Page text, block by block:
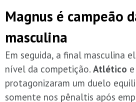
Magnus é campeão
masculina
Em seguida, a final masculina
nível da competição. Atlético e
protagonizaram um duelo
somente nos pênaltis após